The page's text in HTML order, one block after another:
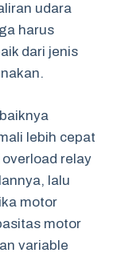
udara
harus
dari jenis
lebih cepat
relay
lalu
motor
motor
variable